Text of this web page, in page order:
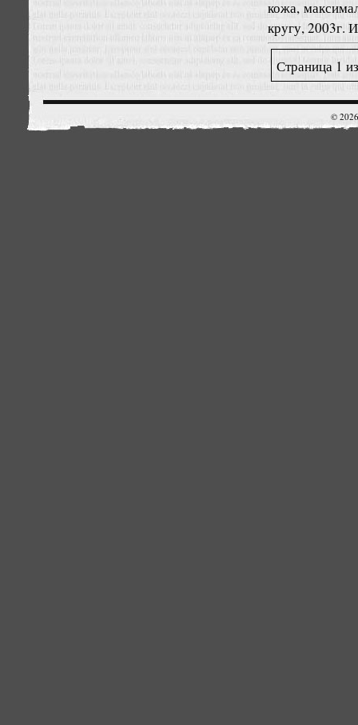
кожа,
кругу, 2003г.
Страница 1
©